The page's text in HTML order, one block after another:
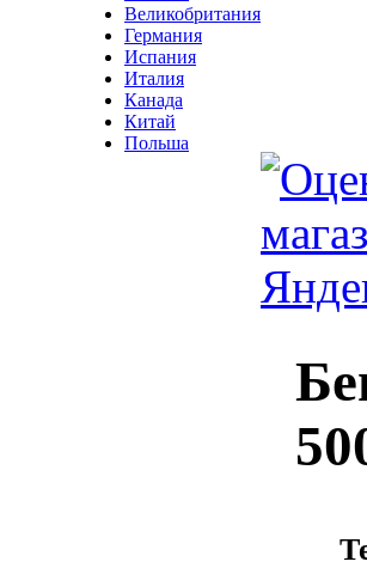
Великобритания
Германия
Испания
Италия
Канада
Китай
Польша